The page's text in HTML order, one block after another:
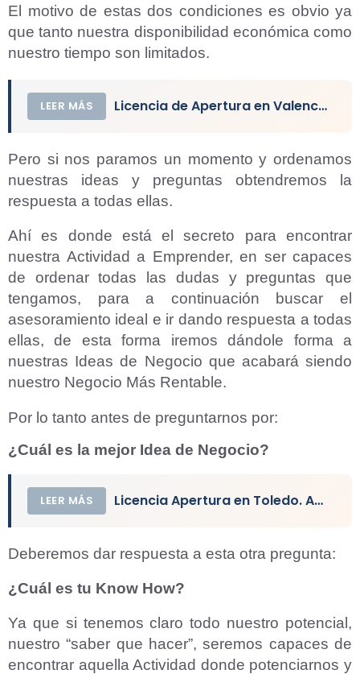
El motivo de estas dos condiciones es obvio ya
que tanto nuestra disponibilidad económica como
nuestro tiempo son limitados.
LEER MÁS Licencia de Apertura en Valencia de un Local
Pero si nos paramos un momento y ordenamos
nuestras ideas y preguntas obtendremos la
respuesta a todas ellas.
Ahí es donde está el secreto para encontrar
nuestra Actividad a Emprender, en ser capaces
de ordenar todas las dudas y preguntas que
tengamos, para a continuación buscar el
asesoramiento ideal e ir dando respuesta a todas
ellas, de esta forma iremos dándole forma a
nuestras Ideas de Negocio que acabará siendo
nuestro Negocio Más Rentable.
Por lo tanto antes de preguntarnos por:
¿Cuál es la mejor Idea de Negocio?
LEER MÁS Licencia Apertura en Toledo. Actividad y Local Comercial
Deberemos dar respuesta a esta otra pregunta:
¿Cuál es tu Know How?
Ya que si tenemos claro todo nuestro potencial,
nuestro “saber que hacer”, seremos capaces de
encontrar aquella Actividad donde potenciarnos y